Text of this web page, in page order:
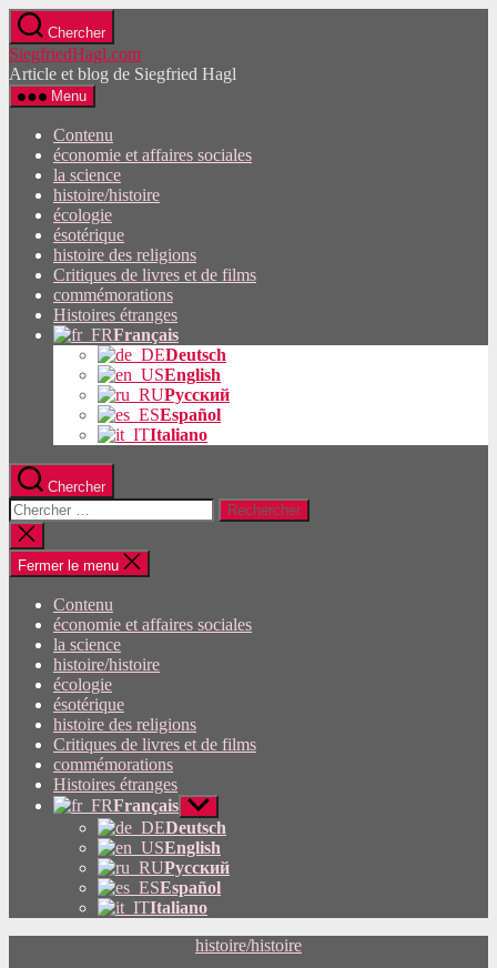
Passez
directement
au
contenu
Chercher
SiegfriedHagl.com
Article et blog de Siegfried Hagl
Menu
Contenu
économie et affaires sociales
la science
histoire/histoire
écologie
ésotérique
histoire des religions
Critiques de livres et de films
commémorations
Histoires étranges
Français
Deutsch
English
Русский
Español
Italiano
Chercher
Rechercher:
Fermer
la
recherche
Fermer le menu
Contenu
économie et affaires sociales
la science
histoire/histoire
écologie
ésotérique
histoire des religions
Critiques de livres et de films
commémorations
Histoires étranges
Français Afficher
le
sous-
menu
Deutsch
English
Русский
Español
Italiano
Catégories
histoire/histoire